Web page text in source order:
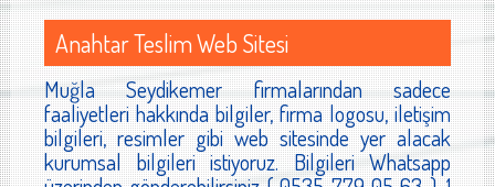
Anahtar Teslim Web Sitesi
Muğla Seydikemer firmalarından sadece
faaliyetleri hakkında bilgiler, firma logosu, iletişim
bilgileri, resimler gibi web sitesinde yer alacak
kurumsal bilgileri istiyoruz. Bilgileri Whatsapp